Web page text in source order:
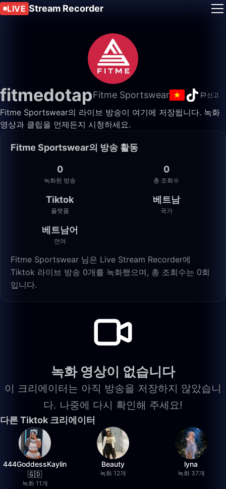
LIVE Stream Recorder
fitmedotapFitme Sportswear 신고
Fitme Sportswear의 라이브 방송이 여기에 저장됩니다. 녹화
영상과 클립을 언제든지 시청하세요.
Fitme Sportswear의 방송 활동
0
녹화된 방송
0
총 조회수
Tiktok
플랫폼
베트남
국가
베트남어
언어
Fitme Sportswear 님은 Live Stream Recorder에
Tiktok 라이브 방송 0개를 녹화했으며, 총 조회수는 0회
입니다.
녹화 영상이 없습니다
이 크리에이터는 아직 방송을 저장하지 않았습니
다. 나중에 다시 확인해 주세요!
다른 Tiktok 크리에이터
444GoddessKaylin
🇬🇩
녹화 11개
Beauty
녹화 12개
lyna
녹화 37개